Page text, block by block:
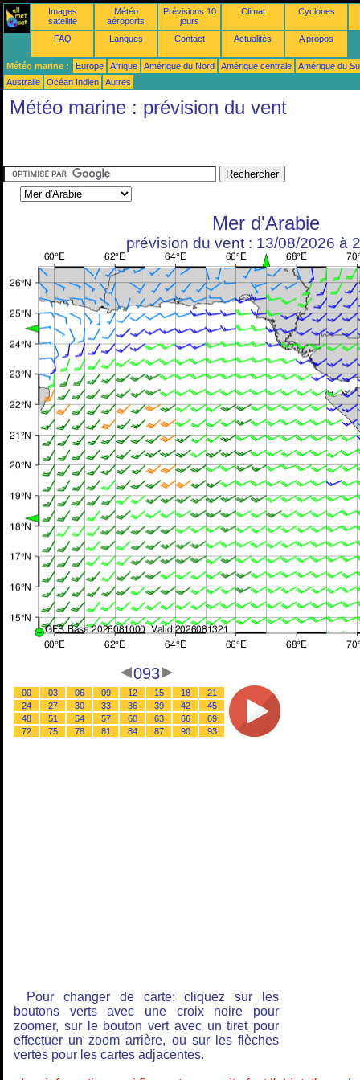
Images
satellite
Météo
aéroports
Prévisions 10
jours
Climat Cyclones
FAQ Langues Contact Actualités A propos
Météo marine : Europe Afrique Amérique du Nord Amérique centrale
Amérique du
Australie
Océan Indien Autres
Météo marine : prévision du vent
Mer d'Arabie
prévision du vent : 13/08/2026 à
093
00 03 06 09 12 15 18
21
24
27 30 33 36 39 42
45
48
51 54 57 60 63 66
69
72
75 78 81 84 87 90 93
Pour changer de carte: cliquez sur les
boutons verts avec une croix noire pour
zoomer, sur le bouton vert avec un tiret pour
effectuer un zoom arrière, ou sur les flèches
vertes pour les cartes adjacentes.